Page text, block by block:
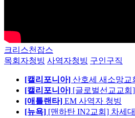
크리스천잡스
목회자청빙 사역자청빙 구인구직
[캘리포니아] 산호세 새소망교
[캘리포니아] [글로벌선교교회
[애틀랜타] EM 사역자 청빙
[뉴욕] [맨하탄 IN2교회] 차세